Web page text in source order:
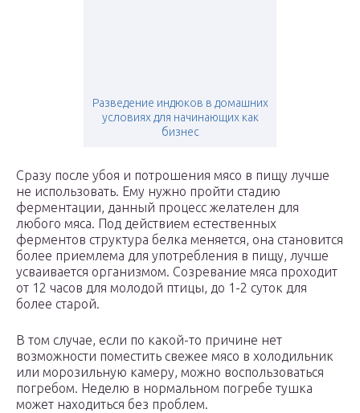
Разведение индюков в домашних
условиях для начинающих как
бизнес
Сразу после убоя и потрошения мясо в пищу лучше
не использовать. Ему нужно пройти стадию
ферментации, данный процесс желателен для
любого мяса. Под действием естественных
ферментов структура белка меняется, она становится
более приемлема для употребления в пищу, лучше
усваивается организмом. Созревание мяса проходит
от 12 часов для молодой птицы, до 1-2 суток для
более старой.
В том случае, если по какой-то причине нет
возможности поместить свежее мясо в холодильник
или морозильную камеру, можно воспользоваться
погребом. Неделю в нормальном погребе тушка
может находиться без проблем.